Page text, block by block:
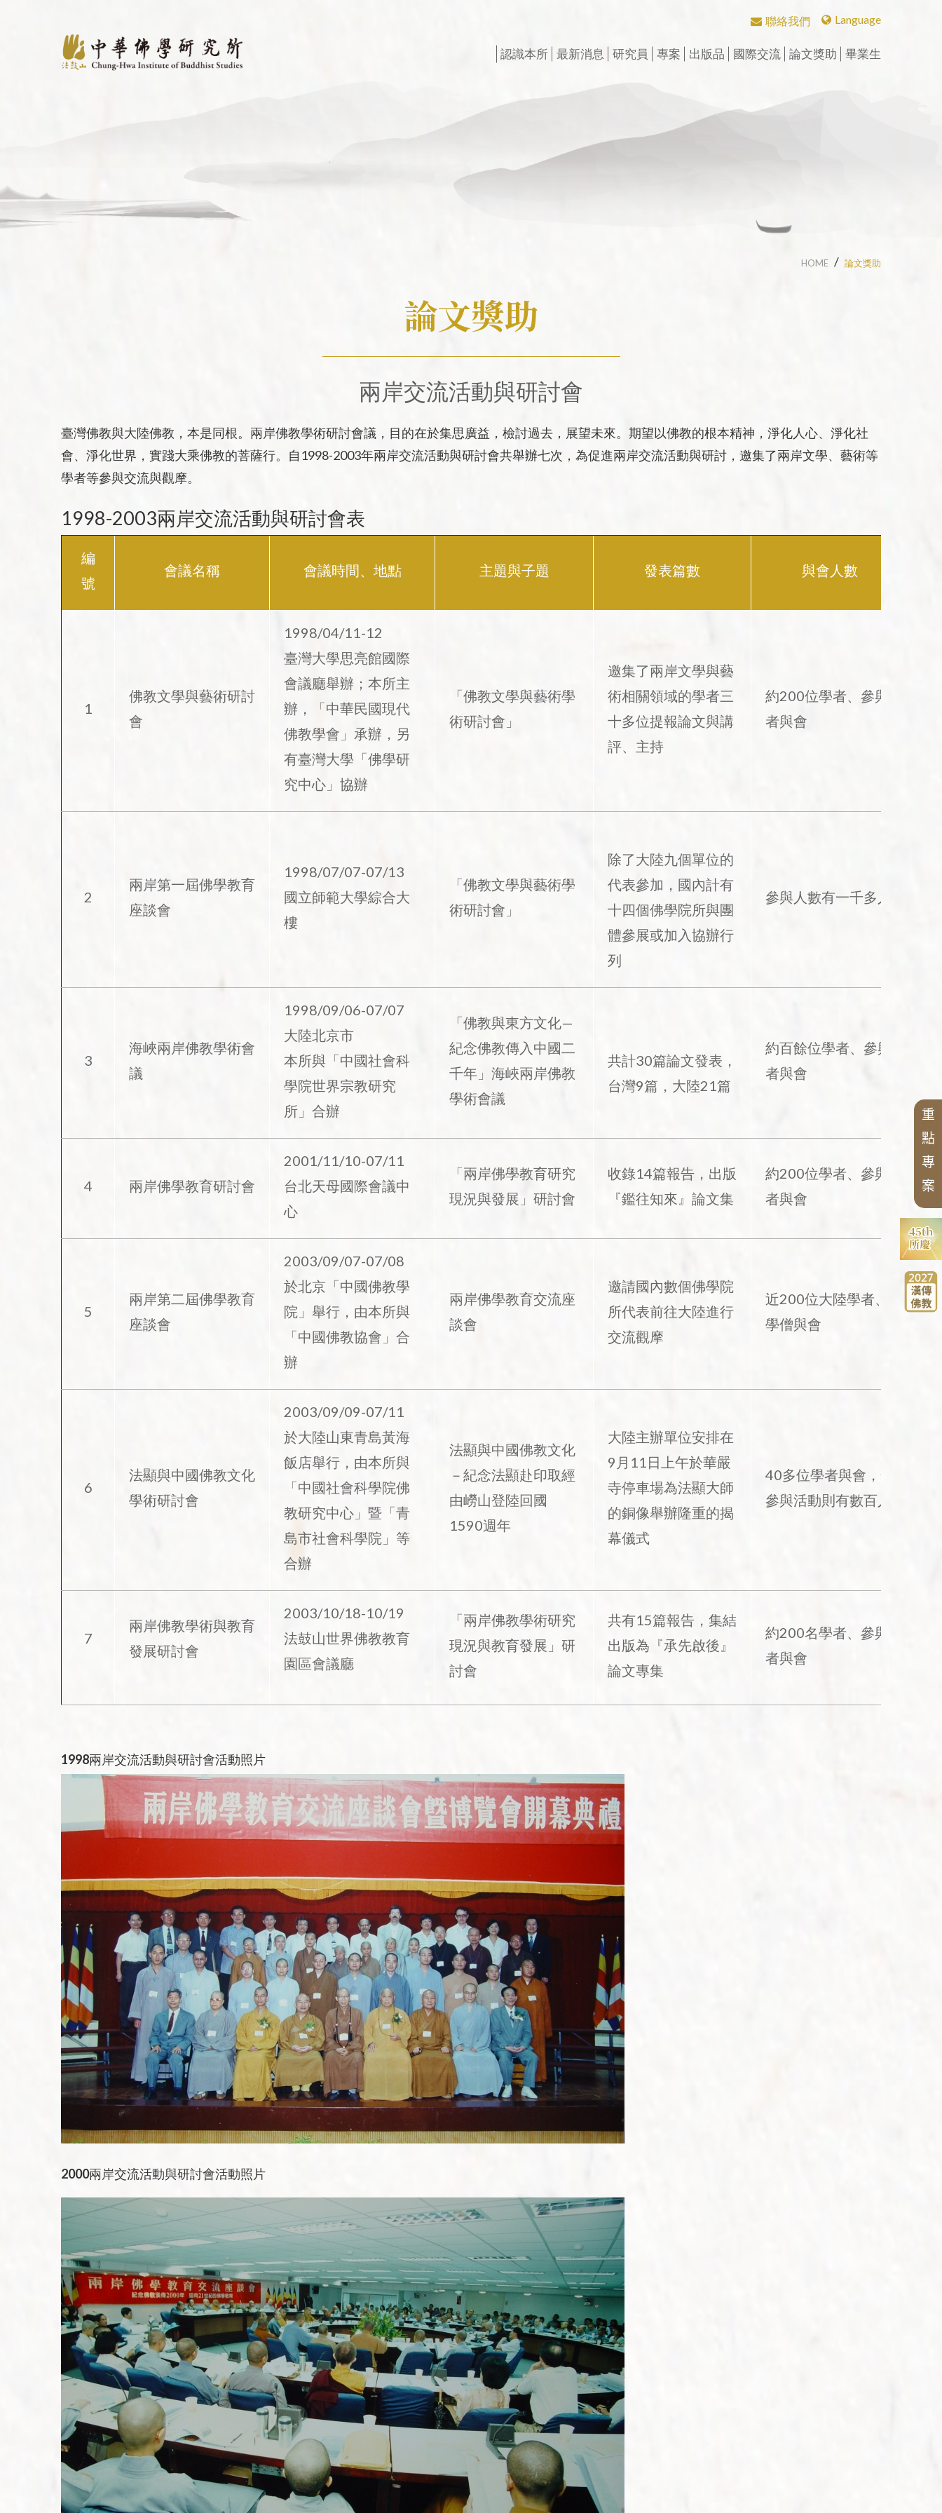
聯絡我們 Language
繁體中文
認識本所
現任所長
相關表單
最新消息
活動訊息
研究員 專案
CBETA與中華佛學研究所
出版品
中華佛學學報
學術專書
漢傳佛教論叢
漢傳佛教譯叢
四十五週年專刊
國際交流
研習營
論文獎助 畢業生
HOME 論文獎助
論文獎助
兩岸交流活動與研討會
臺灣佛教與大陸佛教，本是同根。兩岸佛教學術研討會議，目的在於集思廣益，檢討過去，展望未來。期望以佛教的根本精神，淨化人心、淨化社
會、淨化世界，實踐大乘佛教的菩薩行。自1998-2003年兩岸交流活動與研討會共舉辦七次，為促進兩岸交流活動與研討，邀集了兩岸文學、藝術等
學者等參與交流與觀摩。
1998-2003兩岸交流活動與研討會表
編
號
會議名稱 會議時間、地點 主題與子題 發表篇數 與會人數
1
佛教文學與藝術研討
會
1998/04/11-12
臺灣大學思亮館國際
會議廳舉辦；本所主
辦，「中華民國現代
佛教學會」承辦，另
有臺灣大學「佛學研
究中心」協辦
「佛教文學與藝術學
術研討會」
邀集了兩岸文學與藝
術相關領域的學者三
十多位提報論文與講
評、主持
約200位學者、參與
者與會
2
兩岸第一屆佛學教育
座談會
1998/07/07-07/13
國立師範大學綜合大
樓
「佛教文學與藝術學
術研討會」
除了大陸九個單位的
代表參加，國內計有
十四個佛學院所與團
體參展或加入協辦行
列
參與人數有一千多人
3
海峽兩岸佛教學術會
議
1998/09/06-07/07
大陸北京市
本所與「中國社會科
學院世界宗教研究
所」合辦
「佛教與東方文化—
紀念佛教傳入中國二
千年」海峽兩岸佛教
學術會議
共計30篇論文發表，
台灣9篇，大陸21篇
約百餘位學者、參與
者與會
4 兩岸佛學教育研討會
2001/11/10-07/11
台北天母國際會議中
心
「兩岸佛學教育研究
現況與發展」研討會
收錄14篇報告，出版
『鑑往知來』論文集
約200位學者、參與
者與會
5
兩岸第二屆佛學教育
座談會
2003/09/07-07/08
於北京「中國佛教學
院」舉行，由本所與
「中國佛教協會」合
辦
兩岸佛學教育交流座
談會
邀請國內數個佛學院
所代表前往大陸進行
交流觀摩
近200位大陸學者、
學僧與會
6
法顯與中國佛教文化
學術研討會
2003/09/09-07/11
於大陸山東青島黃海
飯店舉行，由本所與
「中國社會科學院佛
教研究中心」暨「青
島市社會科學院」等
合辦
法顯與中國佛教文化
－紀念法顯赴印取經
由嶗山登陸回國
1590週年
大陸主辦單位安排在
9月11日上午於華嚴
寺停車場為法顯大師
的銅像舉辦隆重的揭
幕儀式
40多位學者與會，然
參與活動則有數百人
7
兩岸佛教學術與教育
發展研討會
2003/10/18-10/19
法鼓山世界佛教教育
園區會議廳
「兩岸佛教學術研究
現況與教育發展」研
討會
共有15篇報告，集結
出版為『承先啟後』
論文專集
約200名學者、參與
者與會
1998兩岸交流活動與研討會活動照片
2000兩岸交流活動與研討會活動照片
重
點
專
案